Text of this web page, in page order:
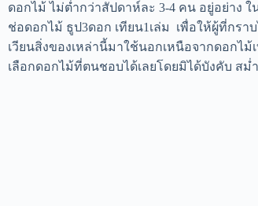
ดอกไม้ ไม่ต่ำกว่าสัปดาห์ละ 3-4 คน อยู่อย่าง
ช่อดอกไม้ ธูป3ดอก เทียน1เล่ม เพื่อให้ผู้ที่กร
เวียนสิ่งของเหล่านี้มาใช้นอกเหนือจากดอกไ
เลือกดอกไม้ที่ตนชอบได้เลยโดยมิได้บังคับ สม่